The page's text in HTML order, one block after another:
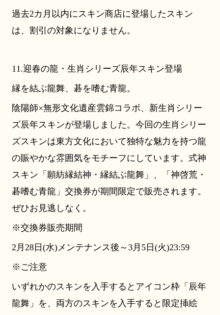
過去2カ月以内にスキン商店に登場したスキン
は、割引の対象になりません。
11.迎春の龍・生肖シリーズ辰年スキン登場
縁を結ぶ龍舞、碁を嗜む青龍。
陰陽師×無形文化遺産雲錦コラボ、新生肖シリー
ズ辰年スキンが登場しました。今回の生肖シリー
ズスキンは東方文化において独特な魅力を持つ龍
の賑やかな雰囲気をモチーフにしています。式神
スキン「願紡縁結神・縁結ぶ龍舞」、「神啓荒・
碁嗜む青龍」交換券が期間限定で販売されます。
ぜひお見逃しなく。
※交換券販売期間
2月28日(水)メンテナンス後～3月5日(火)23:59
※ご注意
いずれかのスキンを入手するとアイコン枠「辰年
龍舞」を、両方のスキンを入手すると限定挿絵